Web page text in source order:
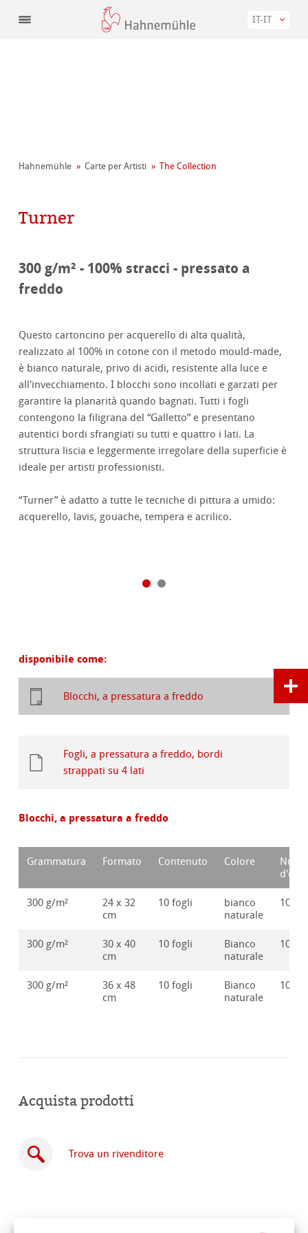
IT-IT
Hahnemühle Carte per Artisti The Collection
Turner
300 g/m² - 100% stracci - pressato a
freddo
Questo cartoncino per acquerello di alta qualità,
realizzato al 100% in cotone con il metodo mould-made,
è bianco naturale, privo di acidi, resistente alla luce e
all'invecchiamento. I blocchi sono incollati e garzati per
garantire la planarità quando bagnati. Tutti i fogli
contengono la filigrana del “Galletto” e presentano
autentici bordi sfrangiati su tutti e quattro i lati. La
struttura liscia e leggermente irregolare della superficie è
ideale per artisti professionisti.
“Turner” è adatto a tutte le tecniche di pittura a umido:
acquerello, lavis, gouache, tempera e acrilico.
disponibile come:
Blocchi, a pressatura a freddo
Fogli, a pressatura a freddo, bordi
strappati su 4 lati
Blocchi, a pressatura a freddo
Grammatura Formato Contenuto Colore
300 g/m²
24 x 32
cm
10 fogli
bianco
naturale
300 g/m²
30 x 40
cm
10 fogli
Bianco
naturale
300 g/m²
36 x 48
cm
10 fogli
Bianco
naturale
Acquista prodotti
Trova un rivenditore